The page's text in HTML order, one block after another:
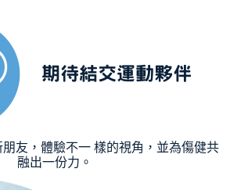
期待結交運動夥伴
友，體驗不一 樣的視角，並為傷健共
融出一份力。